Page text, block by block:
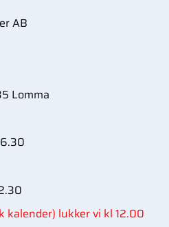
AB
Lomma
kalender) lukker vi kl 12.00